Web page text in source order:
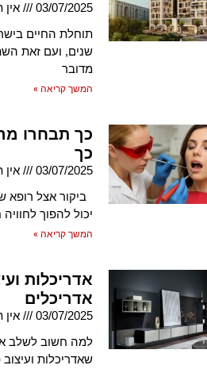
03/07/2025
אין
שנים, ועם זאת
מדובר
המשך קריאה »
כך תבחרו
כך
03/07/2025
אין
ביקור אצל רופא
יכול להפוך
המשך קריאה »
אדריכלות
אדריכלים
03/07/2025
אין
למה חשוב לשלב
שאדריכלות